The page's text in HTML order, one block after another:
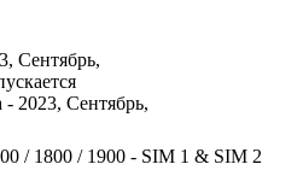
Сентябрь,
- 2023, Сентябрь,
/ 1800 / 1900 - SIM 1 & SIM 2